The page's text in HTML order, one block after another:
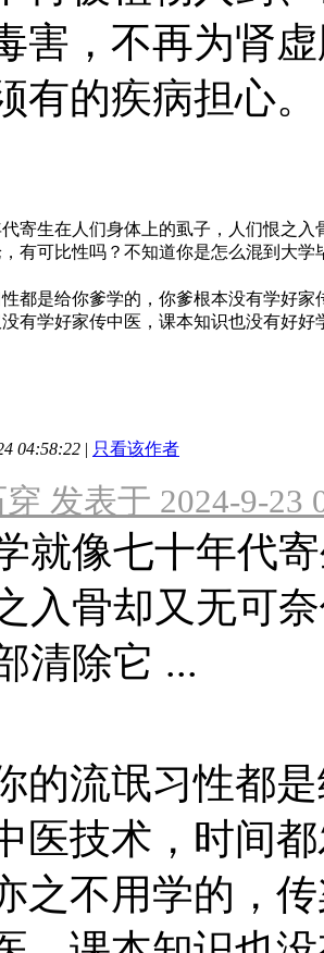
害，不再为肾
有的疾病担心。
寄生在人们身体上的虱子，人们恨之
有可比性吗？不知道你是怎么混到大
都是给你爹学的，你爹根本没有学好
没有学好家传中医，课本知识也没有好
04:58:22 | 只看该作者
发表于 2024-9-23
就像七十年代
入骨却又无可
清除它 ...
的流氓习性都
医技术，时间
之不用学的，